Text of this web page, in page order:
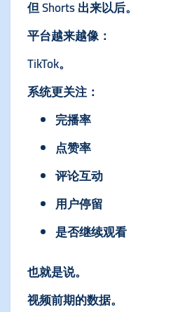
但 Shorts 出来以后。
平台越来越像：
TikTok。
系统更关注：
完播率
点赞率
评论互动
用户停留
是否继续观看
也就是说。
视频前期的数据。